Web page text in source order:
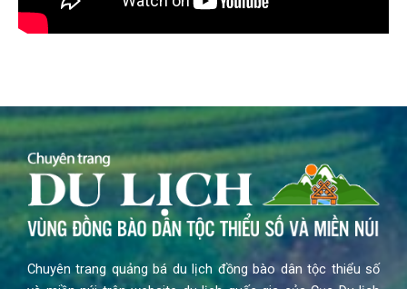
Chuyên trang quảng bá du lịch đồng bào dân tộc thiểu số